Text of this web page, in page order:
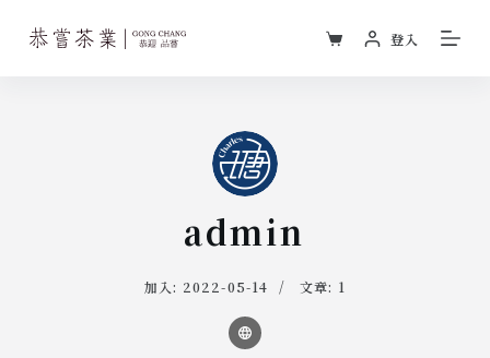
跳
至
登入
admin
加入: 2022-05-14 文章: 1